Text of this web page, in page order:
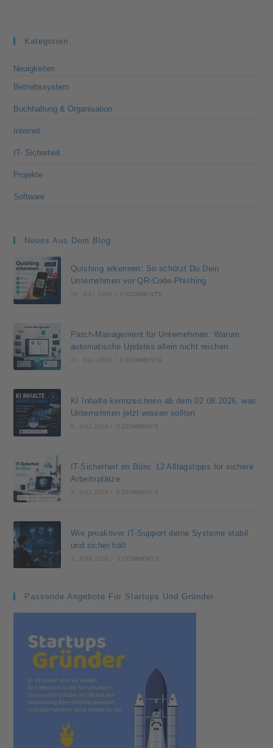
Kategorien
Neuigkeiten
Betriebssystem
Buchhaltung & Organisation
Internet
IT- Sicherheit
Projekte
Software
Neues Aus Dem Blog
Quishing erkennen: So schützt Du Dein
Unternehmen vor QR-Code-Phishing
29. JULI 2026 0 COMMENTS
Patch-Management für Unternehmen: Warum
automatische Updates allein nicht reichen
0 COMMENTS
KI Inhalte kennzeichnen ab dem 02.08.2026, was
Unternehmen jetzt wissen sollten
6. JULI 2026 0 COMMENTS
IT-Sicherheit im Büro: 12 Alltagstipps für sichere
Arbeitsplätze
3. JULI 2026 2 COMMENTS
Wie proaktiver IT-Support deine Systeme stabil
und sicher hält
3. JUNI 2026 0 COMMENTS
Passende Angebote Für Startups Und Gründer